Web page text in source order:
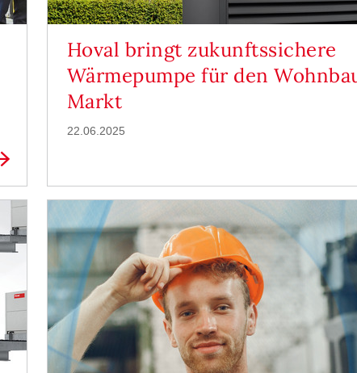
Hoval bringt zukunftssichere
Wärmepumpe für den
Markt
22.06.2025